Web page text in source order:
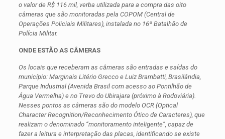
o valor de R$ 116 mil, verba utilizada para a compra das oito
câmeras que são monitoradas pela COPOM (Central de
Operações Policiais Militares), instalada no 16º Batalhão de
Polícia Militar.
ONDE ESTÃO AS CÂMERAS
Os locais que receberam as câmeras são entradas e saídas do
município: Marginais Litério Grecco e Luiz Brambatti, Brasilândia,
Parque Industrial (Avenida Brasil com acesso ao Pontilhão de
Água Vermelha) e no Trevo do Ubirajara (próximo à Rodoviária).
Nesses pontos as câmeras são do modelo OCR (Optical
Character Recognition/Reconhecimento Ótico de Caracteres), que
realizam o denominado “monitoramento inteligente”, capaz de
fazer a leitura e interpretação das placas, identificando se existe